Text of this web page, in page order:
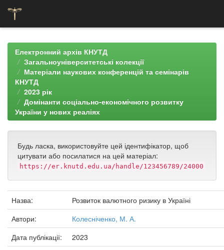
navigationЕлектронний архів КНУТД
Загальноуніверситетські колекції
Матеріали наукових конференцій та семінарів
КНУТД
2023 рік
Домінанти соціально-економічного розвитку
України у нових реаліях
Будь ласка, використовуйте цей ідентифікатор, щоб
цитувати або посилатися на цей матеріал:
https://er.knutd.edu.ua/handle/123456789/24000
Назва:
Розвиток валютного ризику в Україні
Автори:
Колесніченко, М. А.
Дата публікації:
2023